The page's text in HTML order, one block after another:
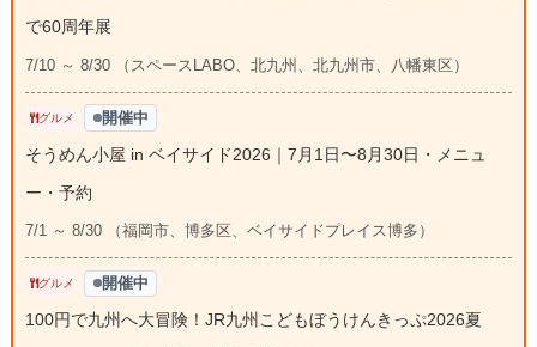
で60周年展
7/10 ～ 8/30 （スペースLABO、北九州、北九州市、八幡東区）
グルメ 開催中
そうめん小屋 in ベイサイド2026｜7月1日〜8月30日・メニュ
ー・予約
7/1 ～ 8/30 （福岡市、博多区、ベイサイドプレイス博多）
グルメ 開催中
100円で九州へ大冒険！JR九州こどもぼうけんきっぷ2026夏